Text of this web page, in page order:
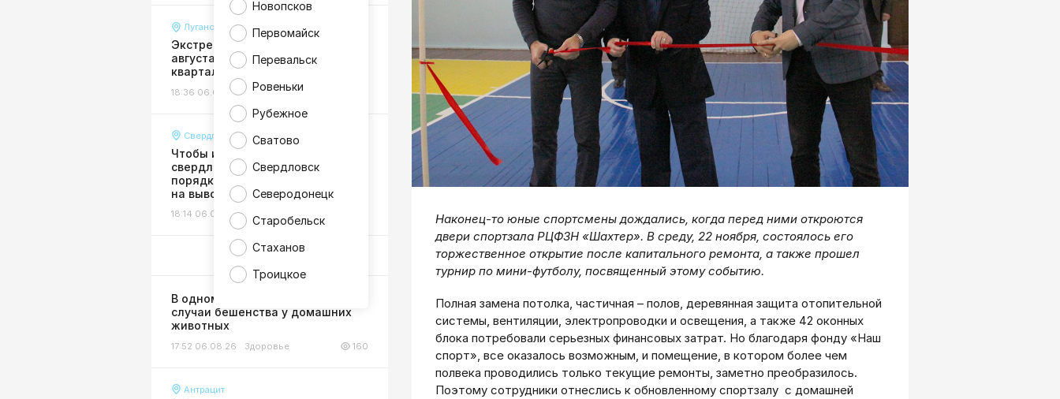
Новопсков
Первомайск
Перевальск
Ровеньки
Рубежное
Сватово
Свердловск
Северодонецк
Старобельск
Стаханов
Троицкое
Луганск
Экстренное отключение воды 6
августа затронуло многие
кварталы и улицы Луганска
18:36 06.08.26 Жизнь
Свердловск
Чтобы избежать долгов:
свердловчан призвали в срочном
порядке оформить договоры
на вывоз мусора
18:14 06.08.26 Жизнь
В одном из районов ЛНР выявили
случаи бешенства у домашних
животных
17:52 06.08.26 Здоровье 160
Антрацит
Наконец-то юные спортсмены дождались, когда перед ними откроются
двери спортзала РЦФЗН «Шахтер». В среду, 22 ноября, состоялось его
торжественное открытие после капитального ремонта, а также прошел
турнир по мини-футболу, посвященный этому событию.
Полная замена потолка, частичная – полов, деревянная защита отопительной
системы, вентиляции, электропроводки и освещения, а также 42 оконных
блока потребовали серьезных финансовых затрат. Но благодаря фонду «Наш
спорт», все оказалось возможным, и помещение, в котором более чем
полвека проводились только текущие ремонты, заметно преобразилось.
Поэтому сотрудники отнеслись к обновленному спортзалу с домашней